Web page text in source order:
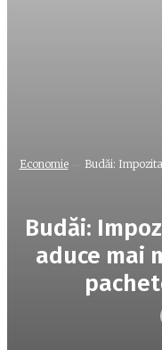
Economie Budăi:
Budăi:
aduce mai